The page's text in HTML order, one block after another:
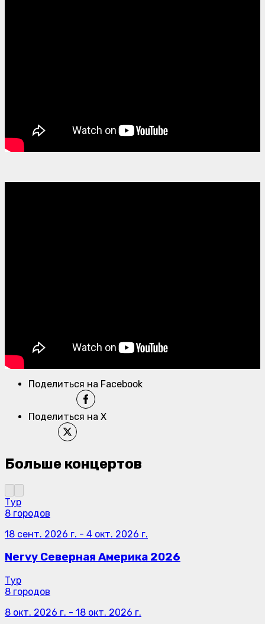
Поделиться на Facebook
Поделиться на X
Больше концертов
Тур
8 городов
18 сент. 2026 г. - 4 окт. 2026 г.
Nervy Северная Америка 2026
Тур
8 городов
8 окт. 2026 г. - 18 окт. 2026 г.